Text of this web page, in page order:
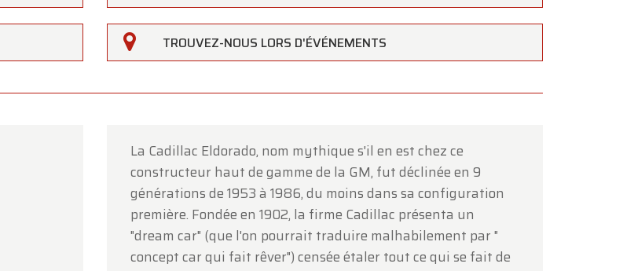
TROUVEZ-NOUS LORS D'ÉVÉNEMENTS
La Cadillac Eldorado, nom mythique s'il en est chez ce
constructeur haut de gamme de la GM, fut déclinée en 9
générations de 1953 à 1986, du moins dans sa configuration
première. Fondée en 1902, la firme Cadillac présenta un
"dream car" (que l'on pourrait traduire malhabilement par "
concept car qui fait rêver") censée étaler tout ce qui se fait de
×
fermé le samedi 15 aoûtà l'occasion de